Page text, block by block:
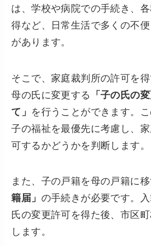
は、学校や病院での手続き、
得など、日常生活で多くの不
があります。
そこで、家庭裁判所の許可を
母の氏に変更する
「子の氏の
て」 を行うことができます。こ
子の福祉を最優先に考慮し、
可するかどうかを判断します。
また、子の戸籍を母の戸籍に移
籍届」 の手続きが必要です。
氏の変更許可を得た後、市区
します。